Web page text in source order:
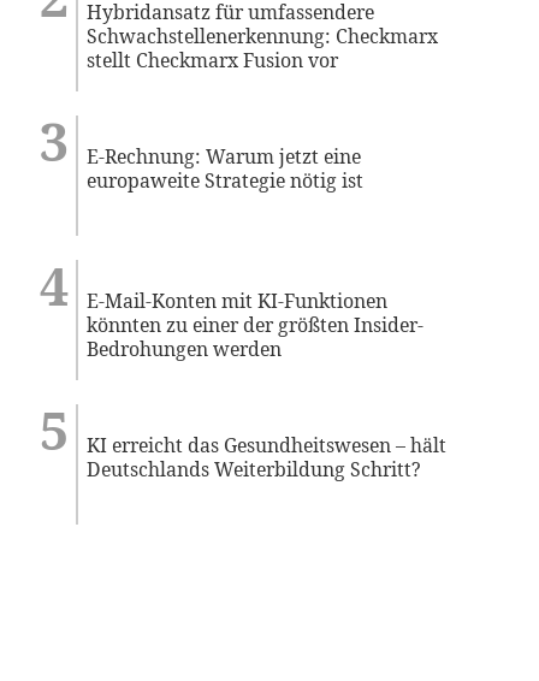
Hybridansatz für umfassendere
Schwachstellenerkennung: Checkmarx
stellt Checkmarx Fusion vor
E-Rechnung: Warum jetzt eine
europaweite Strategie nötig ist
E-Mail-Konten mit KI-Funktionen
könnten zu einer der größten Insider-
Bedrohungen werden
KI erreicht das Gesundheitswesen – hält
Deutschlands Weiterbildung Schritt?